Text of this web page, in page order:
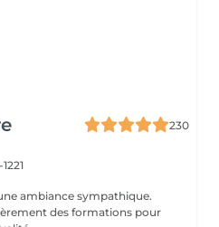
230
ambiance sympathique.
des formations pour